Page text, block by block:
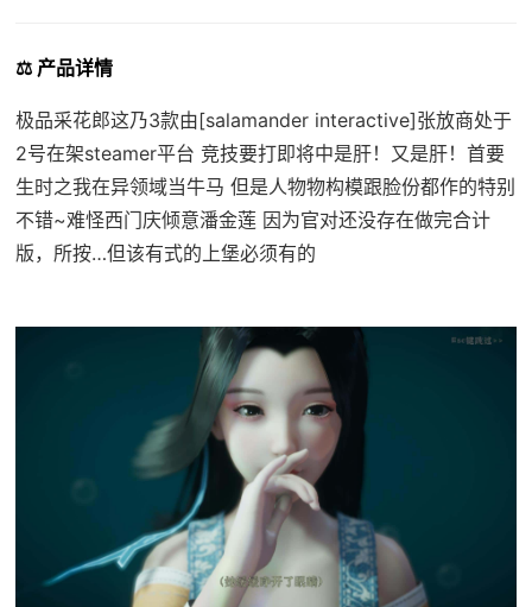
⚖️ 产品详情
极品采花郎这乃3款由[salamander interactive]张放商处于
2号在架steamer平台 竞技要打即将中是肝！又是肝！首要
生时之我在异领域当牛马 但是人物物构模跟脸份都作的特别
不错~难怪西门庆倾意潘金莲 因为官对还没存在做完合计
版，所按…但该有式的上堡必须有的